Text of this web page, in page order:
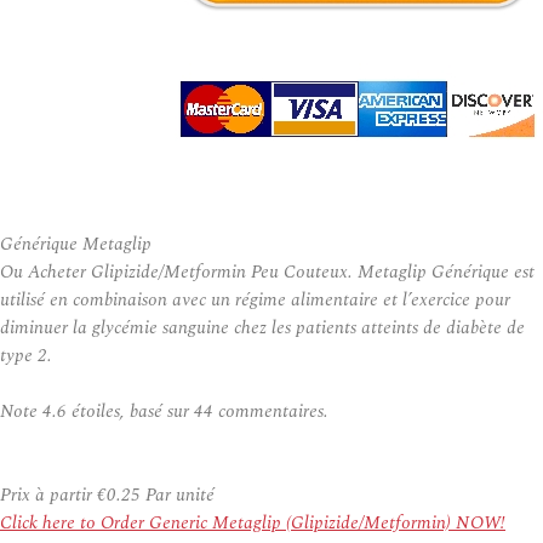
Générique Metaglip
Ou Acheter Glipizide/Metformin Peu Couteux. Metaglip Générique est
utilisé en combinaison avec un régime alimentaire et l’exercice pour
diminuer la glycémie sanguine chez les patients atteints de diabète de
type 2.
Note 4.6 étoiles, basé sur44 commentaires.
Prix à partir€0.25 Par unité
Click here to Order Generic Metaglip (Glipizide/Metformin) NOW!